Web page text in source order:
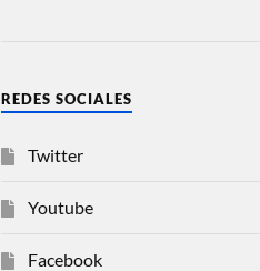
REDES SOCIALES
Twitter
Youtube
Facebook